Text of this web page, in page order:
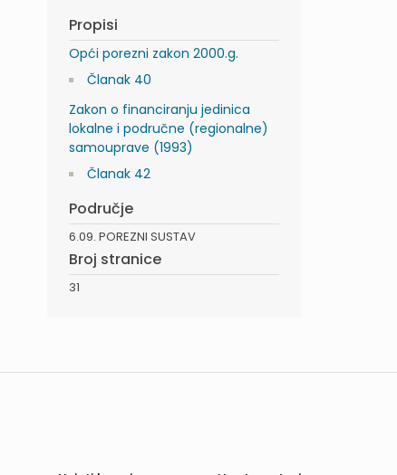
Propisi
Opći porezni zakon 2000.g.
Članak 40
Zakon o financiranju jedinica
lokalne i područne (regionalne)
samouprave (1993)
Članak 42
Područje
6.09. POREZNI SUSTAV
Broj stranice
31